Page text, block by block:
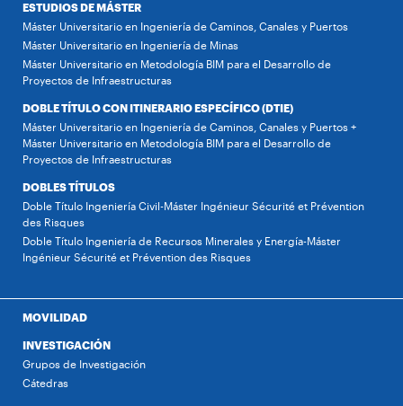
ESTUDIOS DE MÁSTER
Máster Universitario en Ingeniería de Caminos, Canales y Puertos
Máster Universitario en Ingeniería de Minas
Máster Universitario en Metodología BIM para el Desarrollo de
Proyectos de Infraestructuras
DOBLE TÍTULO CON ITINERARIO ESPECÍFICO (DTIE)
Máster Universitario en Ingeniería de Caminos, Canales y Puertos +
Máster Universitario en Metodología BIM para el Desarrollo de
Proyectos de Infraestructuras
DOBLES TÍTULOS
Doble Título Ingeniería Civil-Máster Ingénieur Sécurité et Prévention
des Risques
Doble Título Ingeniería de Recursos Minerales y Energía-Máster
Ingénieur Sécurité et Prévention des Risques
MOVILIDAD
INVESTIGACIÓN
Grupos de Investigación
Cátedras